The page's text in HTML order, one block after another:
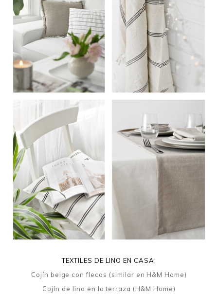
TEXTILES DE LINO EN CASA:
Cojín beige con flecos (similar en H&M Home)
Cojín de lino en la terraza (H&M Home)